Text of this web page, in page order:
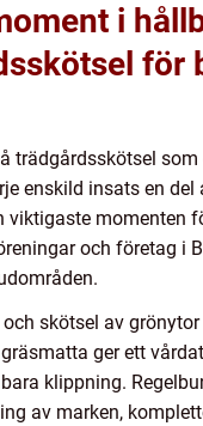
i
för
trädgårdsskötsel
enskild insats en del
viktigaste momenten
och företag i
skötsel av grönytor
ger ett
klippning.
av marken,